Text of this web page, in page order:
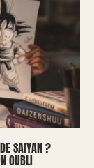
SAIYAN ?
OUBLI